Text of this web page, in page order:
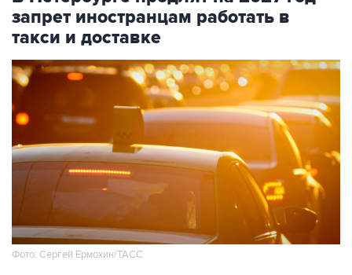
запрет иностранцам работать в
такси и доставке
Фото: Сергей Ермохин/ТАСС